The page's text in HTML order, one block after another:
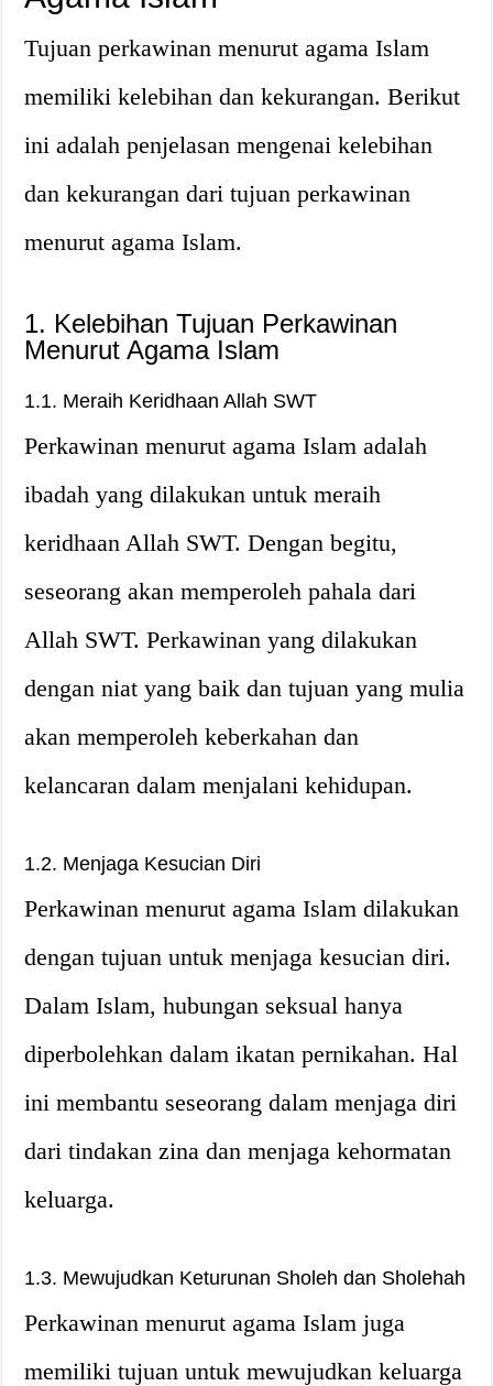
Tujuan perkawinan menurut agama Islam
memiliki kelebihan dan kekurangan. Berikut
ini adalah penjelasan mengenai kelebihan
dan kekurangan dari tujuan perkawinan
menurut agama Islam.
1. Kelebihan Tujuan Perkawinan
Menurut Agama Islam
1.1. Meraih Keridhaan Allah SWT
Perkawinan menurut agama Islam adalah
ibadah yang dilakukan untuk meraih
keridhaan Allah SWT. Dengan begitu,
seseorang akan memperoleh pahala dari
Allah SWT. Perkawinan yang dilakukan
dengan niat yang baik dan tujuan yang mulia
akan memperoleh keberkahan dan
kelancaran dalam menjalani kehidupan.
1.2. Menjaga Kesucian Diri
Perkawinan menurut agama Islam dilakukan
dengan tujuan untuk menjaga kesucian diri.
Dalam Islam, hubungan seksual hanya
diperbolehkan dalam ikatan pernikahan. Hal
ini membantu seseorang dalam menjaga diri
dari tindakan zina dan menjaga kehormatan
keluarga.
1.3. Mewujudkan Keturunan Sholeh dan Sholehah
Perkawinan menurut agama Islam juga
memiliki tujuan untuk mewujudkan keluarga